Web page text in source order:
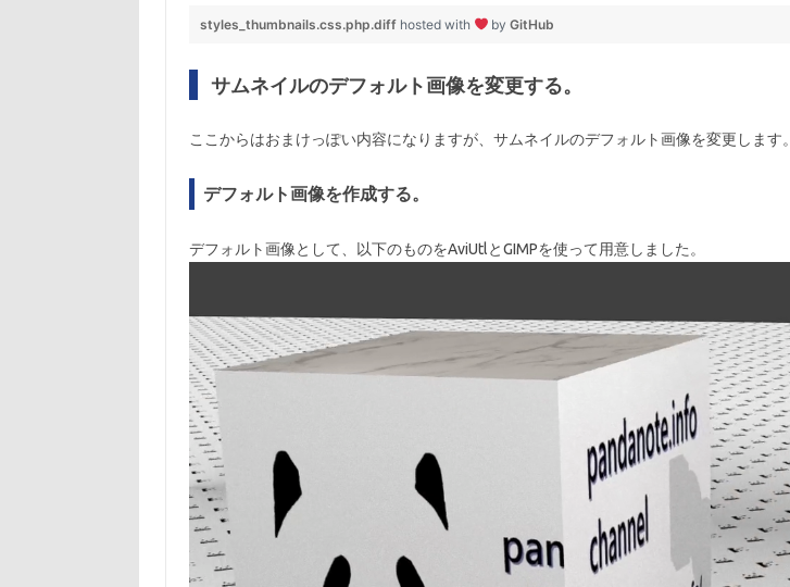
styles_thumbnails.css.php.diff hosted with byGitHub
サムネイルのデフォルト画像を変更する。
ここからはおまけっぽい内容になりますが、サムネイルのデフォルト画像を変更します。
デフォルト画像を作成する。
デフォルト画像として、以下のものをAviUtlとGIMPを使って用意しました。